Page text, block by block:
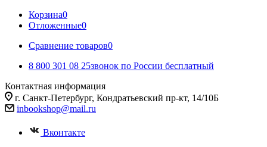
Корзина0
Отложенные0
Сравнение товаров0
8 800 301 08 25звонок по России бесплатный
Контактная информация
г. Санкт-Петербург, Кондратьевский пр-кт, 14/10Б
inbookshop@mail.ru
Вконтакте